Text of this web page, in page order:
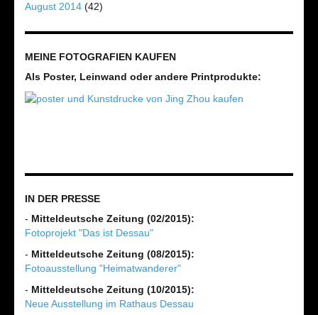
August 2014 (42)
MEINE FOTOGRAFIEN KAUFEN
Als Poster, Leinwand oder andere Printprodukte:
IN DER PRESSE
- Mitteldeutsche Zeitung (02/2015):
Fotoprojekt "Das ist Dessau"
- Mitteldeutsche Zeitung (08/2015):
Fotoausstellung "Heimatwanderer"
- Mitteldeutsche Zeitung (10/2015):
Neue Ausstellung im Rathaus Dessau